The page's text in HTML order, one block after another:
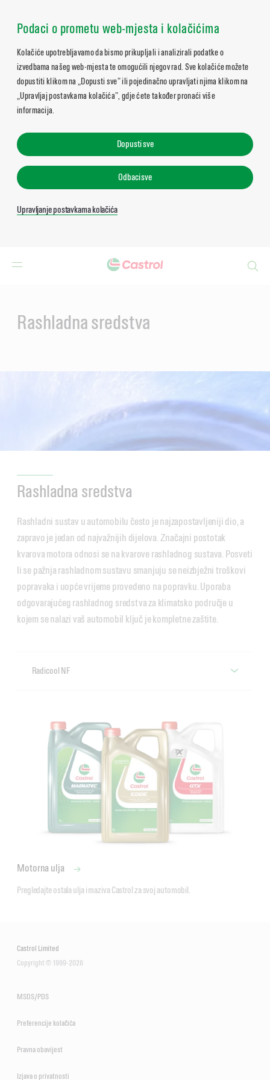
Podaci o prometu web-mjesta i kolačićima
Kolačiće upotrebljavamo da bismo prikupljali i analizirali podatke o
izvedbama našeg web-mjesta te omogućili njegov rad. Sve kolačiće možete
dopustiti klikom na „Dopusti sve” ili pojedinačno upravljati njima klikom na
„Upravljaj postavkama kolačića”, gdje ćete također pronaći više
informacija.
Dopusti sve
Odbaci sve
Upravljanje postavkama kolačića
Rashladna sredstva
Rashladna sredstva
Rashladni sustav u automobilu često je najzapostavljeniji dio, a
zapravo je jedan od najvažnijih dijelova. Značajni postotak
kvarova motora odnosi se na kvarove rashladnog sustava. Posveti
li se pažnja rashladnom sustavu smanjuju se neizbježni troškovi
popravaka i uopće vrijeme provedeno na popravku. Uporaba
odgovarajućeg rashladnog sredstva za klimatsko područje u
kojem se nalazi vaš automobil ključ je kompletne zaštite.
Radicool NF
Sredstvo protiv zamrzavanja, bez nitrita, amina i fosfata, za motore
Zadovoljava ili nadmašuje industrijske standarde:
ASTM D3306, ASTM D4985
Motorna ulja
Pregledajte ostala ulja i maziva Castrol za svoj automobil.
Castrol Limited
Copyright © 1999-2026
MSDS/PDS
Preferencije kolačića
Pravna obavijest
Izjava o privatnosti